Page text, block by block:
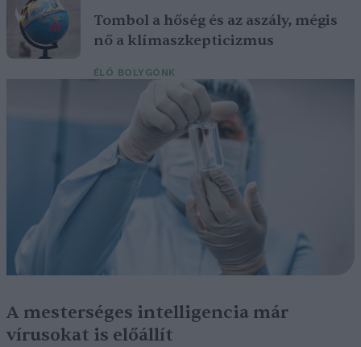
Tombol a hőség és az aszály, mégis
nő a klímaszkepticizmus
ÉLŐ BOLYGÓNK
A mesterséges intelligencia már
vírusokat is előállít